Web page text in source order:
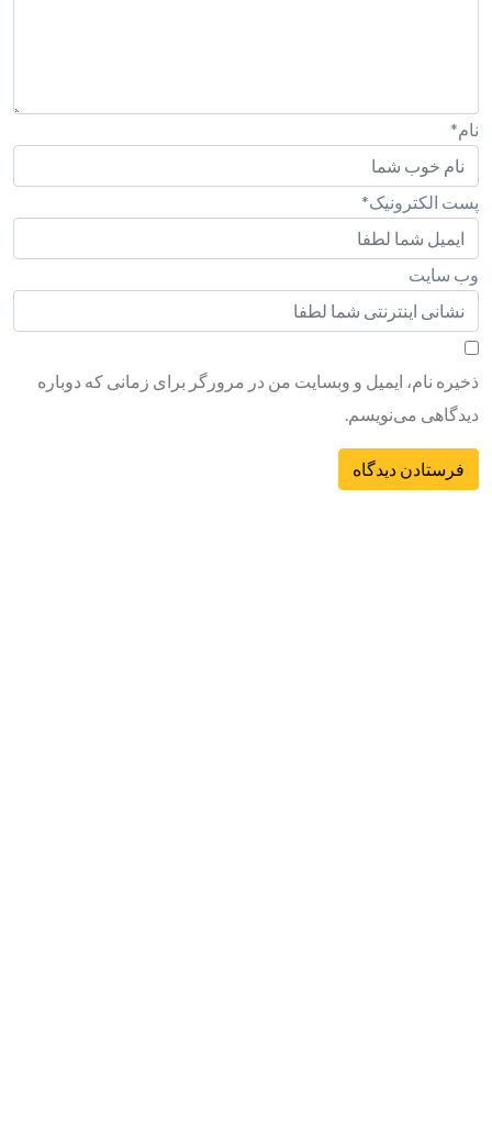
نام*
پست الکترونیک*
وب سایت
ذخیره نام، ایمیل و وبسایت من در مرورگر برای زمانی که دوباره
دیدگاهی می‌نویسم.